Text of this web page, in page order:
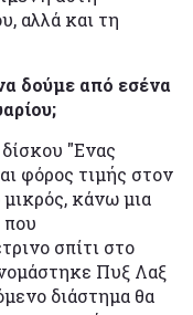
αλλά και τη
δούμε από εσένα
"Ενας
φόρος τιμής στον
κάνω μια
που
σπίτι στο
Πυξ Λαξ
διάστημα θα